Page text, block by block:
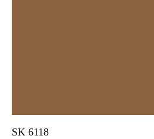
SK 6118